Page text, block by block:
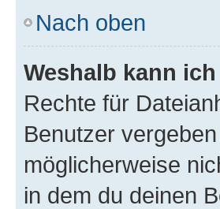
Nach oben
Weshalb kann
Rechte für
Benutzer
möglicherweise
in dem du deinen